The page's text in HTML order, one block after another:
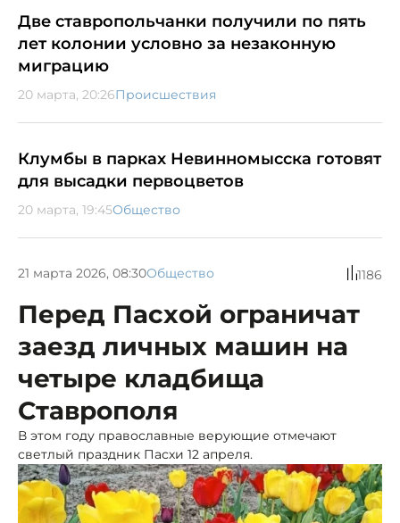
Две ставропольчанки получили по пять
лет колонии условно за незаконную
миграцию
20 марта, 20:26Происшествия
Клумбы в парках Невинномысска готовят
для высадки первоцветов
20 марта, 19:45Общество
21 марта 2026, 08:30Общество 1186
Перед Пасхой ограничат
заезд личных машин на
четыре кладбища
Ставрополя
В этом году православные верующие отмечают
светлый праздник Пасхи 12 апреля.